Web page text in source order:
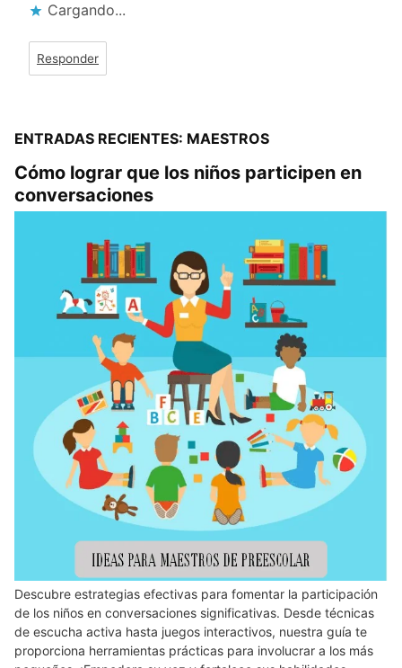
Cargando...
Responder
ENTRADAS RECIENTES: MAESTROS
Cómo lograr que los niños participen en
conversaciones
Descubre estrategias efectivas para fomentar la participación
de los niños en conversaciones significativas. Desde técnicas
de escucha activa hasta juegos interactivos, nuestra guía te
proporciona herramientas prácticas para involucrar a los más